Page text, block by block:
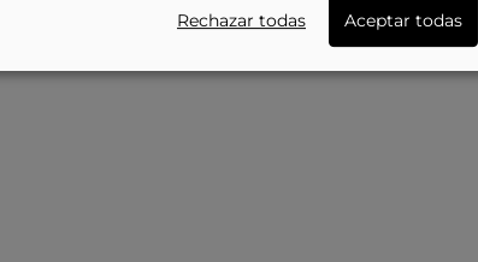
Rechazar todas Aceptar todas